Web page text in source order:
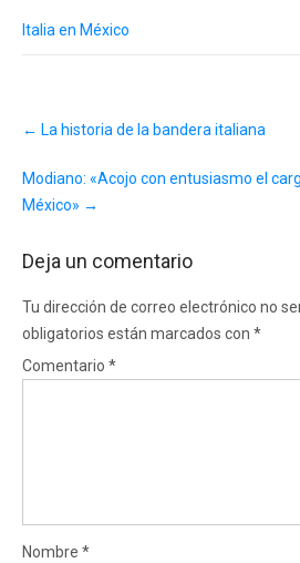
Italia en México
navigation
← La historia de la bandera italiana
Modiano: «Acojo con entusiasmo el
México» →
Deja un comentario
Tu dirección de correo electrónico no
obligatorios están marcados con *
Comentario *
Nombre *